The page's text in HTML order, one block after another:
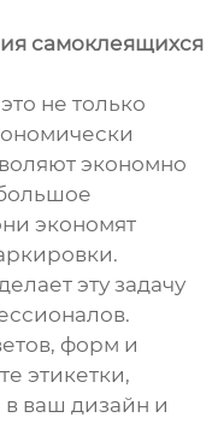
самоклеящихся
не только
экономно
экономят
эту задачу
форм и
этикетки,
ваш дизайн и